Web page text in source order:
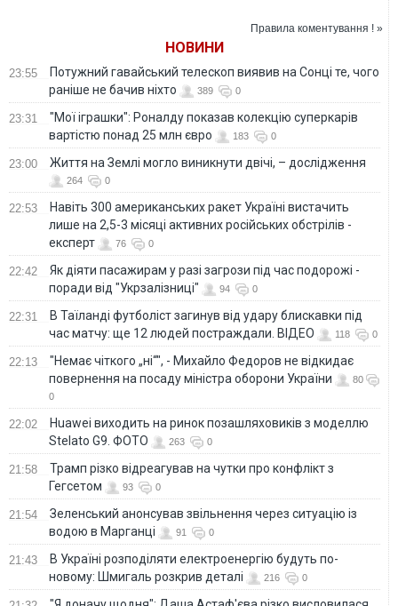
2": "Під'їжджали
Правила коментування ! »
НОВИНИ
23:55
Потужний гавайський телескоп виявив на Сонці те, чого
раніше не бачив ніхто
389 0
23:31
"Мої іграшки": Роналду показав колекцію суперкарів
вартістю понад 25 млн євро
183 0
23:00 Життя на Землі могло виникнути двічі, – дослідження
264 0
22:53
Навіть 300 американських ракет Україні вистачить
лише на 2,5-3 місяці активних російських обстрілів -
експерт
76 0
22:42
Як діяти пасажирам у разі загрози під час подорожі -
поради від "Укрзалізниці"
94 0
22:31
В Таїланді футболіст загинув від удару блискавки під
час матчу: ще 12 людей постраждали. ВІДЕО
118 0
22:13
"Немає чіткого „ні“", - Михайло Федоров не відкидає
повернення на посаду міністра оборони України
80
0
22:02
Huawei виходить на ринок позашляховиків з моделлю
Stelato G9. ФОТО
263 0
21:58
Трамп різко відреагував на чутки про конфлікт з
Гегсетом
93 0
21:54
Зеленський анонсував звільнення через ситуацію із
водою в Марганці
91 0
21:43
В Україні розподіляти електроенергію будуть по-
новому: Шмигаль розкрив деталі
216 0